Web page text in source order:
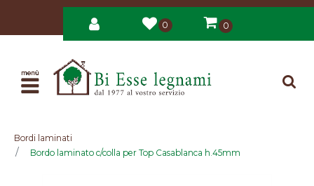
0 0
Open
Bordi laminati
Bordo laminato c/colla per Top Casablanca h.45mm